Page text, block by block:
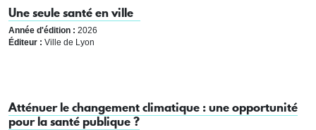
Une seule santé en ville
Année d'édition : 2026
Éditeur : Ville de Lyon
Atténuer le changement climatique : une opportunité
pour la santé publique ?